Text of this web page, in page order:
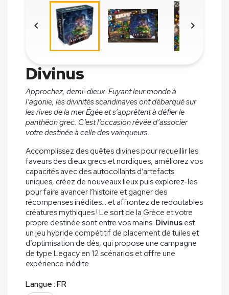
 
Divinus
Approchez, demi-dieux. Fuyant leur monde à
l’agonie, les divinités scandinaves ont débarqué sur
les rives de la mer Égée et s’apprêtent à défier le
panthéon grec. C’est l’occasion rêvée d’associer
votre destinée à celle des vainqueurs.
Accomplissez des quêtes divines pour recueillir les
faveurs des dieux grecs et nordiques, améliorez vos
capacités avec des autocollants d’artefacts
uniques, créez de nouveaux lieux puis explorez-les
pour faire avancer l’histoire et gagner des
récompenses inédites... et affrontez de redoutables
créatures mythiques ! Le sort de la Grèce et votre
propre destinée sont entre vos mains. Divinus est
un jeu hybride compétitif de placement de tuiles et
d’optimisation de dés, qui propose une campagne
de type Legacy en 12 scénarios et offre une
expérience inédite.
Langue : FR